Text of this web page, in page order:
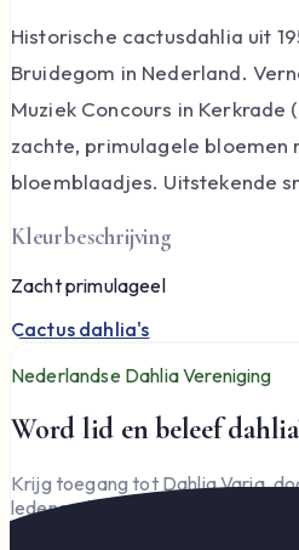
Historische cactusdahlia uit
Bruidegom in Nederland.
Muziek Concours in Kerkrade
zachte, primulagele bloemen
bloemblaadjes. Uitstekende
Kleurbeschrijving
Zacht primulageel
Cactus dahlia's
Nederlandse Dahlia Vereniging
Word lid en beleef
Krijg toegang tot Dahlia Varia,
ledengedeelte — en steun de